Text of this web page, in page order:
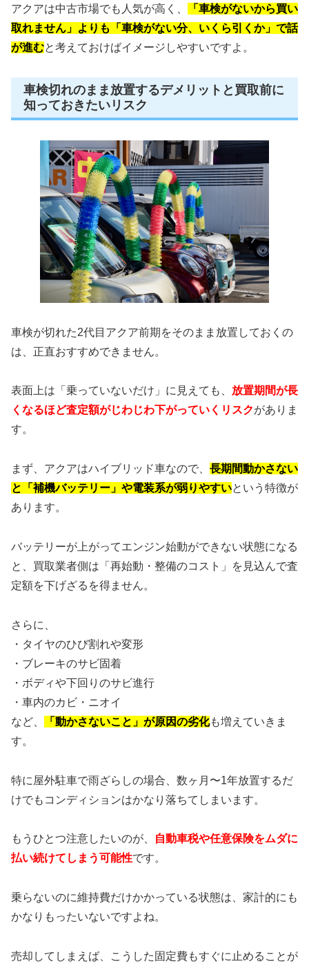
アクアは中古市場でも人気が高く、
「車検がないから買い
取れません」よりも「車検がない分、いくら引くか」で話
が進むと考えておけばイメージしやすいですよ。
車検切れのまま放置するデメリットと買取前に
知っておきたいリスク
車検が切れた2代目アクア前期をそのまま放置しておくの
は、正直おすすめできません。
表面上は「乗っていないだけ」に見えても、 放置期間が長
くなるほど査定額がじわじわ下がっていくリスクがありま
す。
まず、アクアはハイブリッド車なので、 長期間動かさない
と「補機バッテリー」や電装系が弱りやすいという特徴が
あります。
バッテリーが上がってエンジン始動ができない状態になる
と、買取業者側は「再始動・整備のコスト」を見込んで査
定額を下げざるを得ません。
さらに、
・タイヤのひび割れや変形
・ブレーキのサビ固着
・ボディや下回りのサビ進行
・車内のカビ・ニオイ
など、
「動かさないこと」が原因の劣化も増えていきま
す。
特に屋外駐車で雨ざらしの場合、数ヶ月〜1年放置するだ
けでもコンディションはかなり落ちてしまいます。
もうひとつ注意したいのが、
自動車税や任意保険をムダに
払い続けてしまう可能性です。
乗らないのに維持費だけかかっている状態は、家計的にも
かなりもったいないですよね。
売却してしまえば、こうした固定費もすぐに止めることが